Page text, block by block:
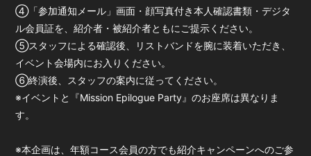
④「参加通知メール」画面・顔写真付き本人確認書類・デジタ
ル会員証を、紹介者・被紹介者ともにご提示ください。
⑤スタッフによる確認後、リストバンドを腕に装着いただき、
イベント会場内にお入りください。
⑥終演後、スタッフの案内に従ってください。
※イベントと『Mission Epilogue Party』のお座席は異なりま
す。
※本企画は、年額コース会員の方でも紹介キャンペーンへのご参